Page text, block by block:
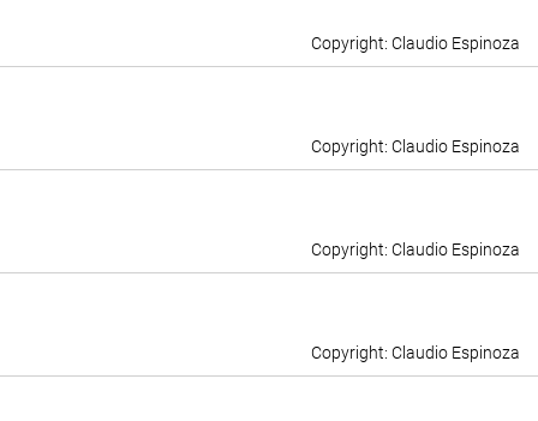
Claudio Espinoza
Claudio Espinoza
Claudio Espinoza
Claudio Espinoza